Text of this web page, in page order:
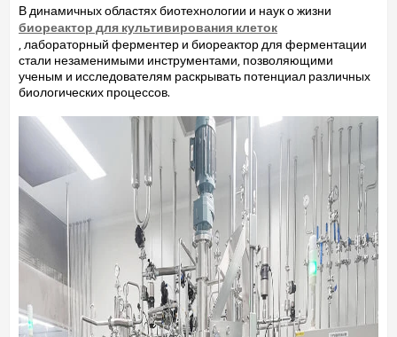
В динамичных областях биотехнологии и наук о жизни
биореактор для культивирования клеток
, лабораторный ферментер и биореактор для ферментации
стали незаменимыми инструментами, позволяющими
ученым и исследователям раскрывать потенциал различных
биологических процессов.